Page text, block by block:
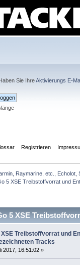
Sie IhreAktivierungs E-
Registrieren
Raymarine, etc.,
5 XSE Treibstoffvorrat und
5 XSE
XSE Treibstoffvorrat und
Tracks
2017, 16:51:02 »